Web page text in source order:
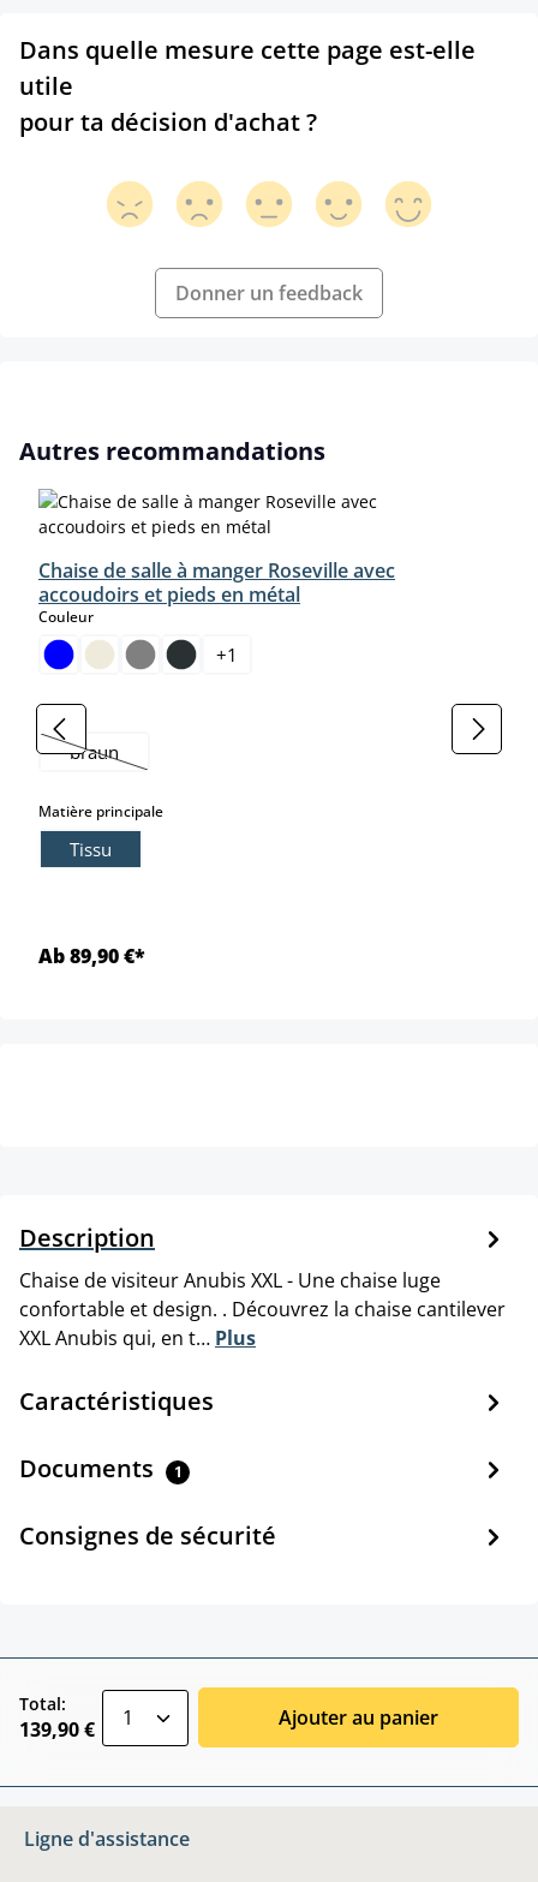
Dans quelle mesure cette page est-elle
utile
pour ta décision d'achat ?
Donner un feedback
Ignorer la galerie de produits
Autres recommandations
Chaise de salle à manger Roseville avec
accoudoirs et pieds en métal
Couleurselect
+1
Farbe select
braun
(Cette option n'est pas disponible pour le moment.)
Matière principaleselect
Tissu
Ab 89,90 €*
Description
Chaise de visiteur Anubis XXL - Une chaise luge
confortable et design. . Découvrez la chaise cantilever
XXL Anubis qui, en t… Plus
Caractéristiques
Documents 1
Consignes de sécurité
Total:
139,90 € Ajouter au panier
Ligne d'assistance